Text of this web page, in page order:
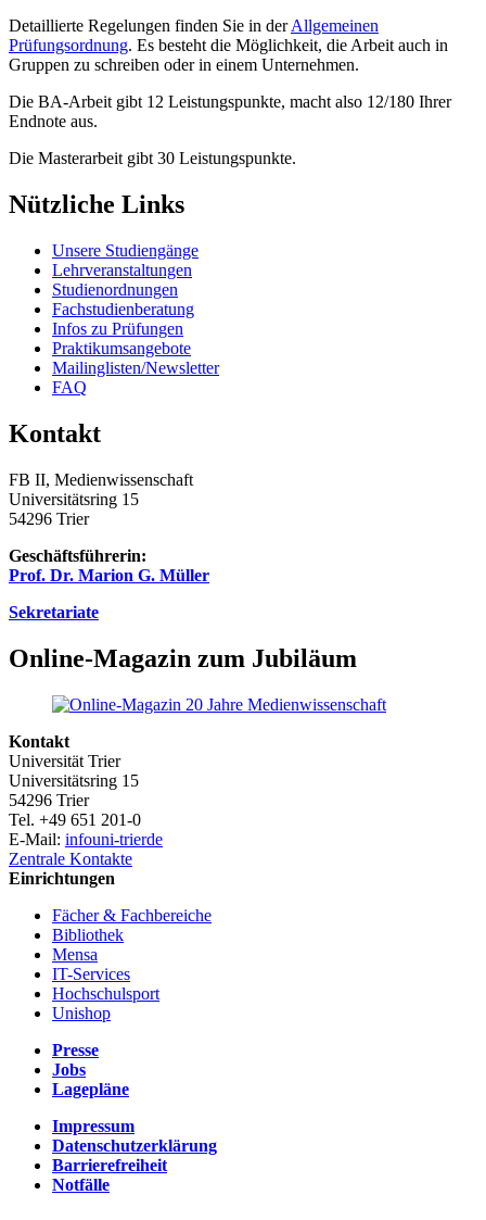
Detaillierte Regelungen finden Sie in derAllgemeinen
Prüfungsordnung. Es besteht die Möglichkeit, die Arbeit auch in
Gruppen zu schreiben oder in einem Unternehmen.
Die BA-Arbeit gibt 12 Leistungspunkte, macht also 12/180 Ihrer
Endnote aus.
Die Masterarbeit gibt 30 Leistungspunkte.
Nützliche Links
Unsere Studiengänge
Lehrveranstaltungen
Studienordnungen
Fachstudienberatung
Infos zu Prüfungen
Praktikumsangebote
Mailinglisten/Newsletter
FAQ
Kontakt
FB II, Medienwissenschaft
Universitätsring 15
54296 Trier
Geschäftsführerin:
Prof. Dr. Marion G. Müller
Sekretariate
Online-Magazin zum Jubiläum
Kontakt
Universität Trier
Universitätsring 15
54296 Trier
Tel. +49 651 201-0
E-Mail: infouni-trierde
Zentrale Kontakte
Einrichtungen
Fächer & Fachbereiche
Bibliothek
Mensa
IT-Services
Hochschulsport
Unishop
Presse
Jobs
Lagepläne
Impressum
Datenschutzerklärung
Barrierefreiheit
Notfälle